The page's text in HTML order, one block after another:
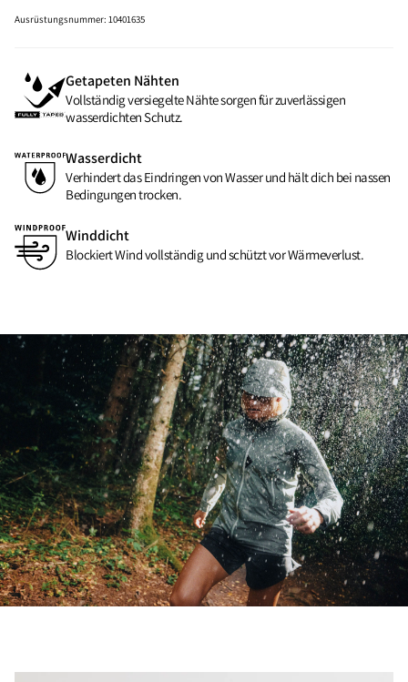
Ausrüstungsnummer:10401635
Getapeten Nähten
Vollständig versiegelte Nähte sorgen für zuverlässigen
wasserdichten Schutz.
Wasserdicht
Verhindert das Eindringen von Wasser und hält dich bei nassen
Bedingungen trocken.
Winddicht
Blockiert Wind vollständig und schützt vor Wärmeverlust.